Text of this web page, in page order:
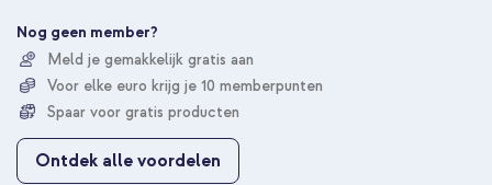
e
u
o
p
z
Nog geen member?
Meld je gemakkelijk gratis aan
Voor elke euro krijg je 10 memberpunten
Spaar voor gratis producten
Ontdek alle voordelen